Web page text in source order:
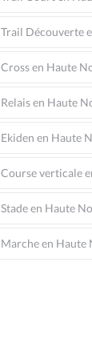
Trail Découverte
Cross en Haute
Relais en Haute
Ekiden en Haute
Course verticale
Stade en Haute
Marche en Haute